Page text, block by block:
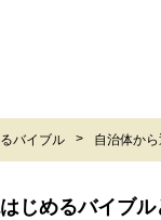
バイブル 自治体か
じめるバイブル